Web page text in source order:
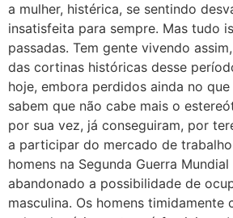
a mulher, histérica, se sentindo
insatisfeita para sempre. Mas tudo
passadas. Tem gente vivendo
das cortinas históricas desse
hoje, embora perdidos ainda no
sabem que não cabe mais o
por sua vez, já conseguiram, por
a participar do mercado de
homens na Segunda Guerra
abandonado a possibilidade de
masculina. Os homens timidamente